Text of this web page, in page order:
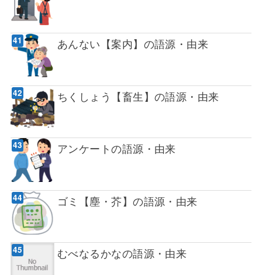
あんない【案内】の語源・由来
ちくしょう【畜生】の語源・由来
アンケートの語源・由来
ゴミ【塵・芥】の語源・由来
むべなるかなの語源・由来